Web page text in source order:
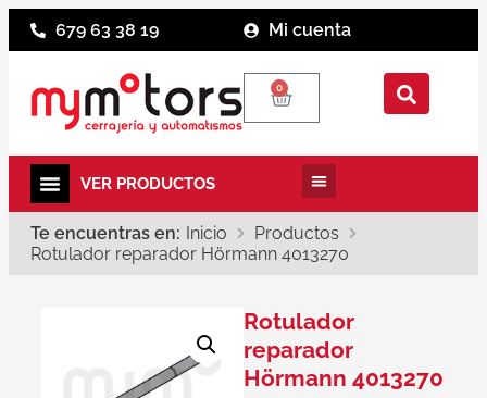
679 63 38 19 Mi cuenta
0
Te encuentras en: Inicio
Productos
Rotulador reparador Hörmann 4013270
Rotulador
reparador
Hörmann 4013270